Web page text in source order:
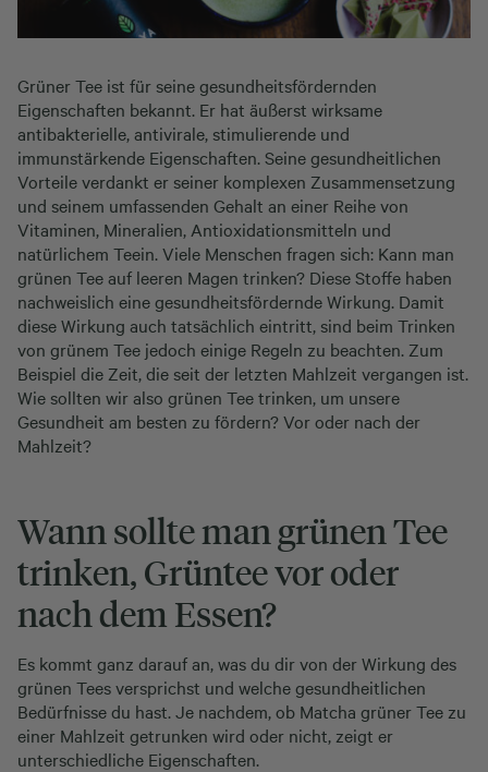
Grüner Tee ist für seine gesundheitsfördernden
Eigenschaften bekannt. Er hat äußerst wirksame
antibakterielle, antivirale, stimulierende und
immunstärkende Eigenschaften. Seine gesundheitlichen
Vorteile verdankt er seiner komplexen Zusammensetzung
und seinem umfassenden Gehalt an einer Reihe von
Vitaminen, Mineralien, Antioxidationsmitteln und
natürlichem Teein. Viele Menschen fragen sich: Kann man
grünen Tee auf leeren Magen trinken? Diese Stoffe haben
nachweislich eine gesundheitsfördernde Wirkung. Damit
diese Wirkung auch tatsächlich eintritt, sind beim Trinken
von grünem Tee jedoch einige Regeln zu beachten. Zum
Beispiel die Zeit, die seit der letzten Mahlzeit vergangen ist.
Wie sollten wir also grünen Tee trinken, um unsere
Gesundheit am besten zu fördern? Vor oder nach der
Mahlzeit?
Wann sollte man grünen Tee
trinken, Grüntee vor oder
nach dem Essen?
Es kommt ganz darauf an, was du dir von der Wirkung des
grünen Tees versprichst und welche gesundheitlichen
Bedürfnisse du hast. Je nachdem, ob Matcha grüner Tee zu
einer Mahlzeit getrunken wird oder nicht, zeigt er
unterschiedliche Eigenschaften.